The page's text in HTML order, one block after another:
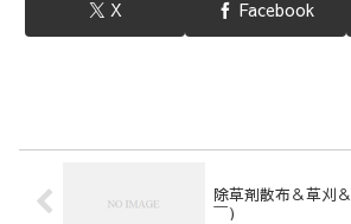
X Facebook
除草剤散布＆草
￣)